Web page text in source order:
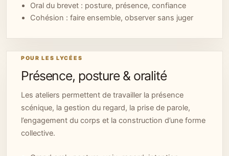
Oral du brevet : posture, présence, confiance
Cohésion : faire ensemble, observer sans juger
POUR LES LYCÉES
Présence, posture & oralité
Les ateliers permettent de travailler la présence
scénique, la gestion du regard, la prise de parole,
l’engagement du corps et la construction d’une forme
collective.